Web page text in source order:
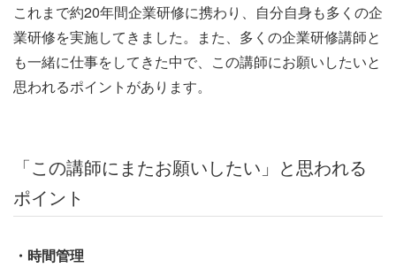
これまで約20年間企業研修に携わり、自分自身も多くの企
業研修を実施してきました。また、多くの企業研修講師と
も一緒に仕事をしてきた中で、この講師にお願いしたいと
思われるポイントがあります。
「この講師にまたお願いしたい」と思われる
ポイント
・時間管理